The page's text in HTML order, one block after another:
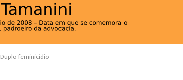
Duplo feminicídio